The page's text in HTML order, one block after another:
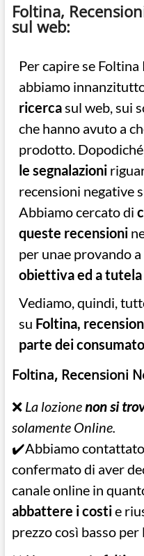
Foltina,
sul web:
Per capire se
abbiamo
ricercasul web, sui
che hanno avuto a
prodotto.
le segnalazioni
recensioni negative
Abbiamo cercato di
queste recensioni
per unae provando
obiettiva ed a
Vediamo, quindi,
su Foltina,
parte dei
Foltina, Recensioni
❌ La lozionenon si
solamente Online.
✔️Abbiamo
confermato di aver
canale online in
abbattere i costie
prezzo così basso